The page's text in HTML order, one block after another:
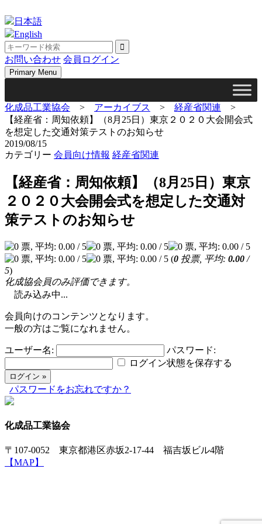
to
content
日本語
English
お問い合わせ 会員ログイン
Primary Menu
化成品工業協会 > アーカイブス > 経産省関連 >
【経産省：周知依頼】（8月25日）東京２０２０大会開会式
を想定した交通対策テストのお知らせ
2019/08/15
カテゴリー 会員向け情報 経産省関連
【経産省：周知依頼】（8月25日）東京
２０２０大会開会式を想定した交通対
策テストのお知らせ
(0 投票, 平均: 0.00 /
5)
化成協会員のみ評価できます。
読み込み中...
会員向けのコンテンツとなります。
一般の方はご覧になれません。
ユーザー名:
パスワード:
ログイン状態を保存する
パスワードをお忘れですか？
化成品工業協会
〒107-0052 東京都港区赤坂2-17-44 福吉坂ビル4階
【MAP】